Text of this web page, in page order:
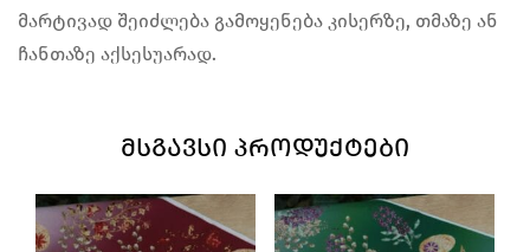
მარტივად შეიძლება გამოყენება კისერზე, თმაზე ან
ჩანთაზე აქსესუარად.
ᲛᲡᲒᲐᲕᲡᲘ ᲞᲠᲝᲓᲣᲥᲢᲔᲑᲘ